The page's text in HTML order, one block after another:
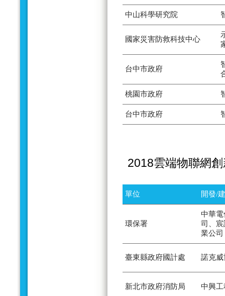
中山科學研究院
國家災害防救科技中心
台中市政府
桃園市政府
台中市政府
2018雲端物聯網
單位 開發/
環保署
中華
司、
業公司
臺東縣政府國計處 諾克
新北市政府消防局 中興